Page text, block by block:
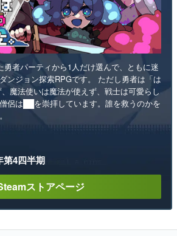
勇者パーティから1人だけ選んで、ともに迷
ンジョン探索RPGです。 ただし勇者は「は
魔法使いは魔法が使えず、戦士は可愛らし
侶は██を崇拝しています。誰を救うのかを
第4四半期
ストアページ